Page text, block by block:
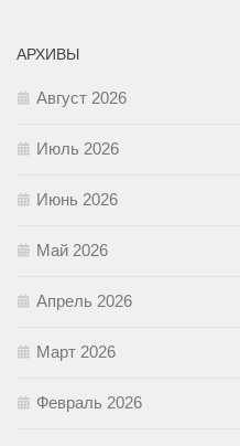
АРХИВЫ
Август 2026
Июль 2026
Июнь 2026
Май 2026
Апрель 2026
Март 2026
Февраль 2026